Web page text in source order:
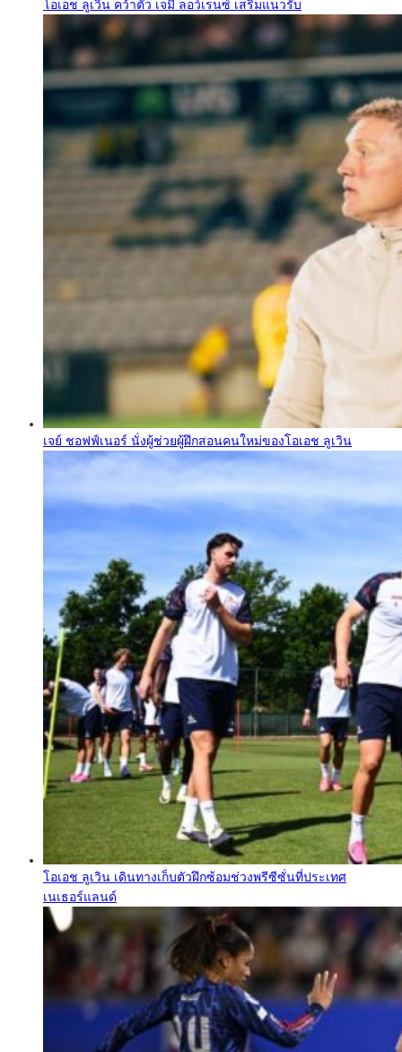
โอเอช ลูเวิน คว้าตัว เจมี่ ลอว์เรนซ์ เสริมแนวรับ
เจย์ ชอฟฟ์เนอร์ นั่งผู้ช่วยผู้ฝึกสอนคนใหม่ของโอเอช ลูเวิน
โอเอช ลูเวิน เดินทางเก็บตัวฝึกซ้อมช่วงพรีซีซั่นที่ประเทศ
เนเธอร์แลนด์